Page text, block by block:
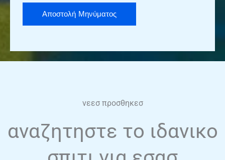
Αποστολή Μηνύματος
νεεσ προσθηκεσ
αναζητηστε το ιδανικο